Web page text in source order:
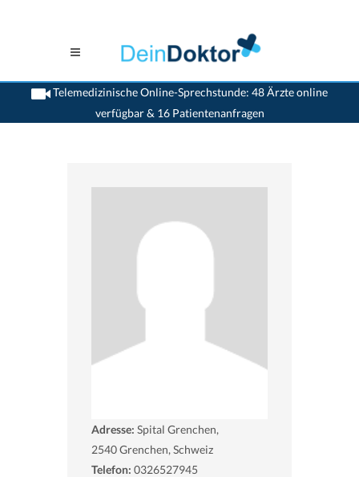
Telemedizinische Online-Sprechstunde: 48 Ärzte online
verfügbar & 16 Patientenanfragen
>Frauenaerzte>Grenchen>Dr. Marcus Hendry
Adresse: Spital Grenchen,
2540Grenchen, Schweiz
Telefon: 0326527945